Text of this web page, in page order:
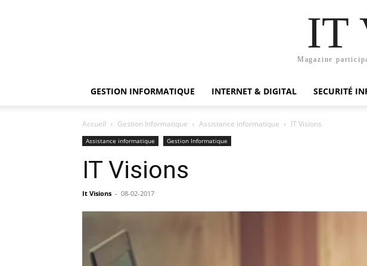
IT
Magazine
GESTION INFORMATIQUE INTERNET & DIGITAL SECURITÉ
Accueil Gestion Informatique Assistance informatique IT Visions
Assistance informatique Gestion Informatique
IT Visions
It Visions - 08-02-2017